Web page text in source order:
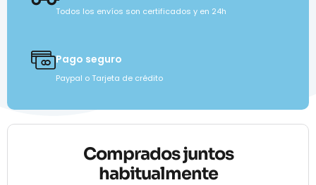
Todos los envíos son certificados y en 24h
Pago seguro
Paypal o Tarjeta de crédito
Comprados juntos
habitualmente